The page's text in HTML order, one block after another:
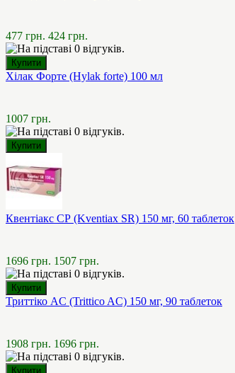
477 грн. 424 грн.
Хілак Форте (Hylak forte) 100 мл
1007 грн.
Квентіакс СР (Kventiax SR) 150 мг, 60 таблеток
1696 грн. 1507 грн.
Триттіко AC (Trittico AC) 150 мг, 90 таблеток
1908 грн. 1696 грн.